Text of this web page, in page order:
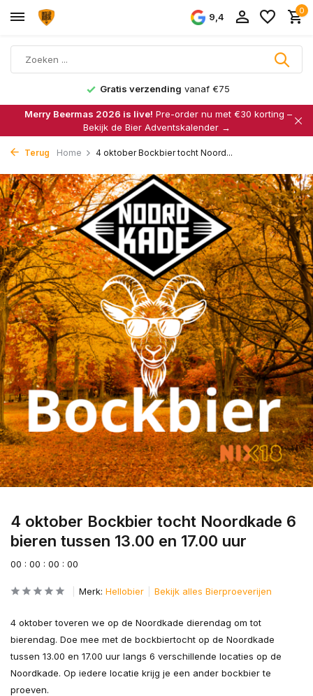
9,4
0
Gratis verzending vanaf €75
Merry Beermas 2026 is live! Pre-order nu met €30 korting –
Bekijk de Bier Adventskalender →
Terug Home 4 oktober Bockbier tocht Noord...
4 oktober Bockbier tocht Noordkade 6
bieren tussen 13.00 en 17.00 uur
00 : 00 : 00 : 00
Merk: Hellobier Bekijk alles Bierproeverijen
4 oktober toveren we op de Noordkade dierendag om tot
bierendag. Doe mee met de bockbiertocht op de Noordkade
tussen 13.00 en 17.00 uur langs 6 verschillende locaties op de
Noordkade. Op iedere locatie krijg je een ander bockbier te
proeven.